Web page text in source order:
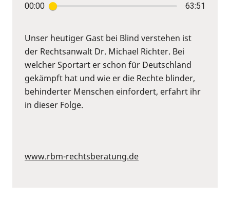
00:00 63:51
Unser heutiger Gast bei Blind verstehen ist
der Rechtsanwalt Dr. Michael Richter. Bei
welcher Sportart er schon für Deutschland
gekämpft hat und wie er die Rechte blinder,
behinderter Menschen einfordert, erfahrt ihr
in dieser Folge.
www.rbm-rechtsberatung.de